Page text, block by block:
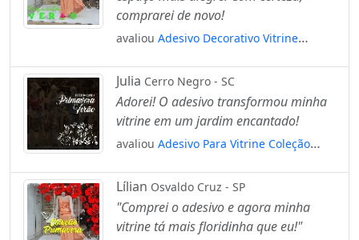
comprarei de novo!
avaliou Adesivo Decorativo Vitrine
Julia Cerro Negro - SC
Adorei! O adesivo transformou minha
vitrine em um jardim encantado!
avaliou Adesivo Para Vitrine Coleção
Mod:1822
Lílian Osvaldo Cruz - SP
"Comprei o adesivo e agora minha
vitrine tá mais floridinha que eu!"